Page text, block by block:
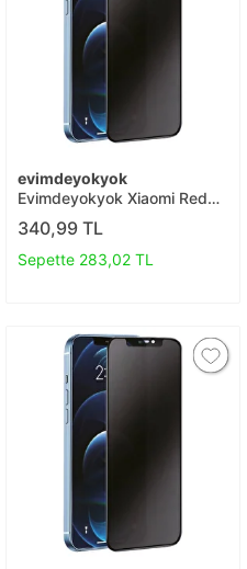
evimdeyokyok
Evimdeyokyok Xiaomi Redmi
12 3d Antistatik Hayalet
Cam Ekran Koruyucu T20
340,99 TL
Sepette 283,02 TL